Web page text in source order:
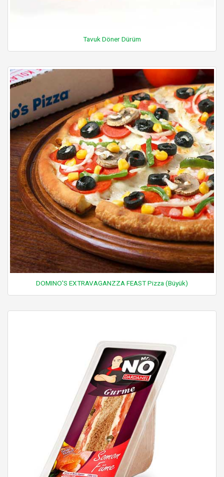
Tavuk Döner Dürüm
DOMINO'S EXTRAVAGANZZA FEAST Pizza (Büyük)